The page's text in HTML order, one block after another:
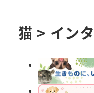
猫 > イン